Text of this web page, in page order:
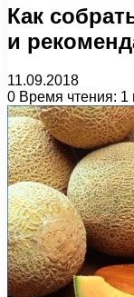
Как
и
11.09.2018
0 Время чтения: 1